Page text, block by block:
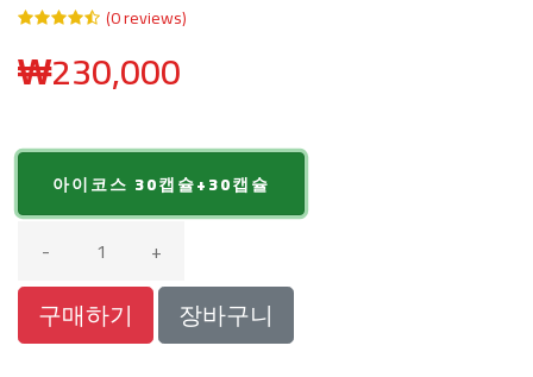
(0 reviews)
₩230,000
아이코스 30캡슐+30캡슐
- +
구매하기 장바구니